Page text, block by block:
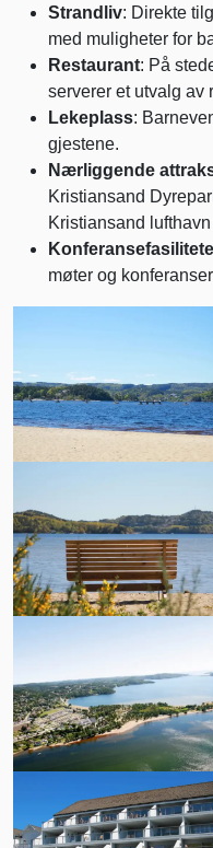
Strandliv: Direkte
med muligheter for
Restaurant: På
serverer et utvalg av
Lekeplass:
gjestene.
Nærliggende
Kristiansand
Kristiansand
møter og